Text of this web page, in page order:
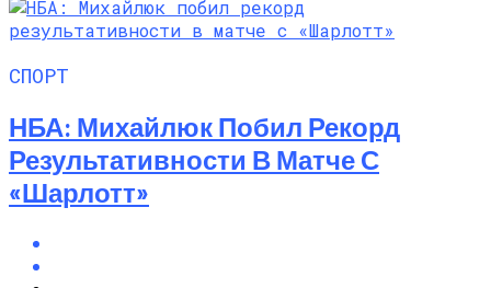
СПОРТ
НБА: Михайлюк Побил Рекорд
Результативности В Матче С
«Шарлотт»